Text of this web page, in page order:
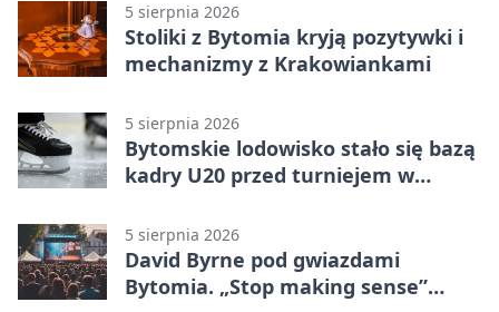
5 sierpnia 2026
Stoliki z Bytomia kryją pozytywki i
mechanizmy z Krakowiankami
5 sierpnia 2026
Bytomskie lodowisko stało się bazą
kadry U20 przed turniejem w
5 sierpnia 2026
David Byrne pod gwiazdami
Bytomia. „Stop making sense”